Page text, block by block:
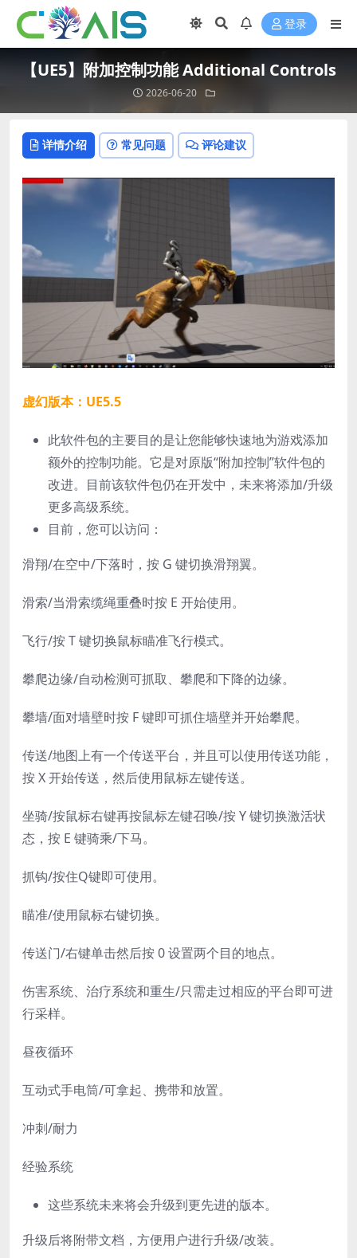
登录
【UE5】附加控制功能 Additional Controls
2026-06-20
详情介绍 常见问题 评论建议
虚幻版本：UE5.5
此软件包的主要目的是让您能够快速地为游戏添加
额外的控制功能。它是对原版“附加控制”软件包的
改进。目前该软件包仍在开发中，未来将添加/升级​​
更多高级系统。
目前，您可以访问：
滑翔/在空中/下落时，按 G 键切换滑翔翼。
滑索/当滑索缆绳重叠时按 E 开始使用。
飞行/按 T 键切换鼠标瞄准飞行模式。
攀爬边缘/自动检测可抓取、攀爬和下降的边缘。
攀墙/面对墙壁时按 F 键即可抓住墙壁并开始攀爬。
传送/地图上有一个传送平台，并且可以使用传送功能，
按 X 开始传送，然后使用鼠标左键传送。
坐骑/按鼠标右键再按鼠标左键召唤/按 Y 键切换激活状
态，按 E 键骑乘/下马。
抓钩/按住Q键即可使用。
瞄准/使用鼠标右键切换。
传送门/右键单击然后按 0 设置两个目的地点。
伤害系统、治疗系统和重生/只需走过相应的平台即可进
行采样。
昼夜循环
互动式手电筒/可拿起、携带和放置。
冲刺/耐力
经验系统
这些系统未来将会升级到更先进的版本。
升级后将附带文档，方便用户进行升级/改装。